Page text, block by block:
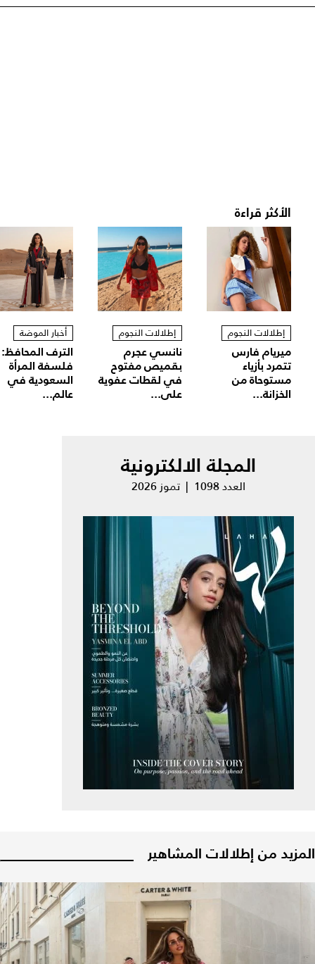
الأكثر قراءة
إطلالات النجوم
ميريام فارس
تتمرد بأزياء
مستوحاة من
الخزانة...
إطلالات النجوم
نانسي عجرم
بقميص مفتوح
في لقطات عفوية
على...
أخبار الموضة
الترف المحافظ:
فلسفة المرأة
السعودية في
عالم...
المجلة الالكترونية
العدد 1098 | تموز 2026
المزيد من إطلالات المشاهير